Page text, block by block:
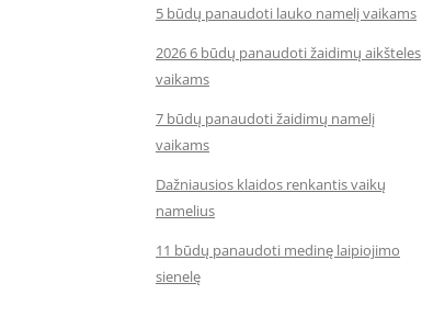
5 būdų panaudoti lauko namelį vaikams
2026 6 būdų panaudoti žaidimų aikšteles
vaikams
7 būdų panaudoti žaidimų namelį
vaikams
Dažniausios klaidos renkantis vaikų
namelius
11 būdų panaudoti medinę laipiojimo
sienelę